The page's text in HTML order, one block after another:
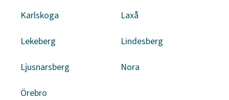
Karlskoga Laxå
Lekeberg Lindesberg
Ljusnarsberg Nora
Örebro